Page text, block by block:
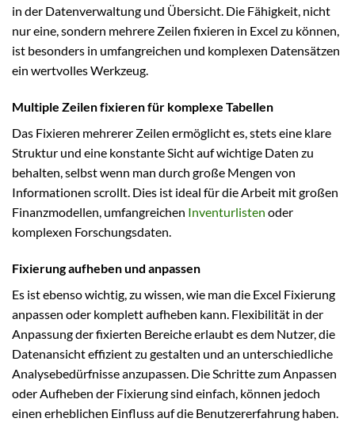
in der Datenverwaltung und Übersicht. Die Fähigkeit, nicht
nur eine, sondern mehrere Zeilen fixieren in Excel zu können,
ist besonders in umfangreichen und komplexen Datensätzen
ein wertvolles Werkzeug.
Multiple Zeilen fixieren für komplexe Tabellen
Das Fixieren mehrerer Zeilen ermöglicht es, stets eine klare
Struktur und eine konstante Sicht auf wichtige Daten zu
behalten, selbst wenn man durch große Mengen von
Informationen scrollt. Dies ist ideal für die Arbeit mit großen
Finanzmodellen, umfangreichen Inventurlisten oder
komplexen Forschungsdaten.
Fixierung aufheben und anpassen
Es ist ebenso wichtig, zu wissen, wie man die Excel Fixierung
anpassen oder komplett aufheben kann. Flexibilität in der
Anpassung der fixierten Bereiche erlaubt es dem Nutzer, die
Datenansicht effizient zu gestalten und an unterschiedliche
Analysebedürfnisse anzupassen. Die Schritte zum Anpassen
oder Aufheben der Fixierung sind einfach, können jedoch
einen erheblichen Einfluss auf die Benutzererfahrung haben.